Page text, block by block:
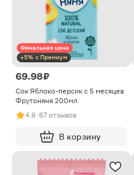
Финальная цена
+5% с Премиум
69.98 ₽
Сок Яблоко-персик с 5 месяцев
Фрутоняня 200мл
4.8· 67 отзывов
В корзину